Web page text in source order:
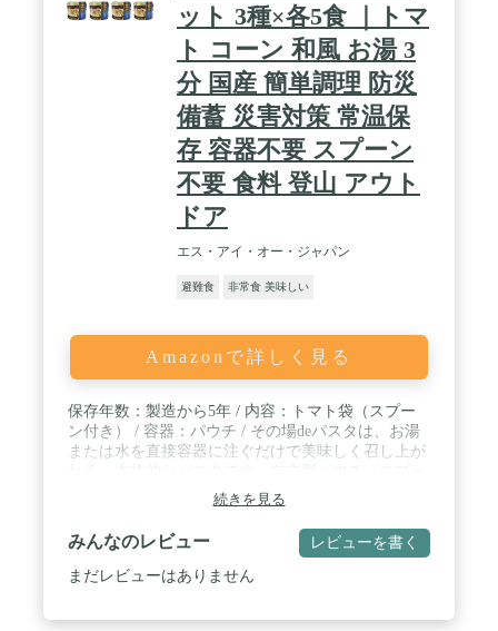
ット 3種×各5食 ｜トマ
ト コーン 和風 お湯 3
分 国産 簡単調理 防災
備蓄 災害対策 常温保
存 容器不要 スプーン
不要 食料 登山 アウト
ドア
エス・アイ・オー・ジャパン
避難食 非常食 美味しい
Amazonで詳しく見る
保存年数：製造から5年 / 内容：トマト袋（スプー
ン付き） / 容器：パウチ / その場deパスタは、お湯
または水を直接容器に注ぐだけで美味しく召し上が
ン付き）で、お皿がなくても食べられます。 / お湯
が無くても、水を入れて20分で食べることができま
す。災害時や緊急事態にだけでなく、日常やキャン
プなどのアウトドア活動にもぴったり。また小型・
軽量でかさばらないので防災リュックへ収納しやす
続きを見る
みんなのレビュー レビューを書く
まだレビューはありません